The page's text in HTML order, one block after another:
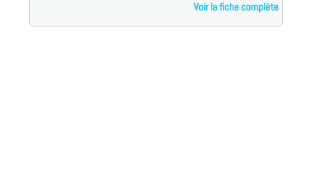
Voir la fiche complète